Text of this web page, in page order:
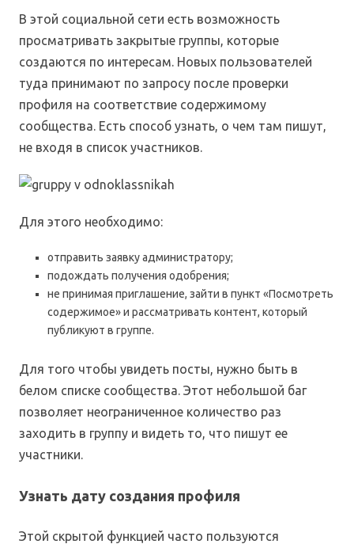
В этой социальной сети есть возможность
просматривать закрытые группы, которые
создаются по интересам. Новых пользователей
туда принимают по запросу после проверки
профиля на соответствие содержимому
сообщества. Есть способ узнать, о чем там пишут,
не входя в список участников.
Для этого необходимо:
отправить заявку администратору;
подождать получения одобрения;
не принимая приглашение, зайти в пункт «Посмотреть
содержимое» и рассматривать контент, который
публикуют в группе.
Для того чтобы увидеть посты, нужно быть в
белом списке сообщества. Этот небольшой баг
позволяет неограниченное количество раз
заходить в группу и видеть то, что пишут ее
участники.
Узнать дату создания профиля
Этой скрытой функцией часто пользуются